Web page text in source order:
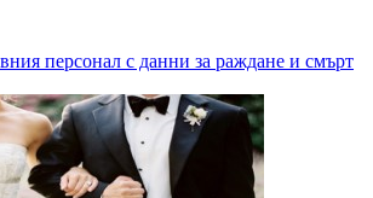
персонал с данни за раждане и смърт